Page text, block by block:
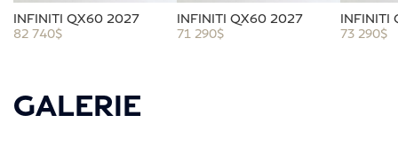
INFINITI QX60 2027
82 740$
INFINITI QX60 2027
71 290$
INFINITI
73 290$
GALERIE